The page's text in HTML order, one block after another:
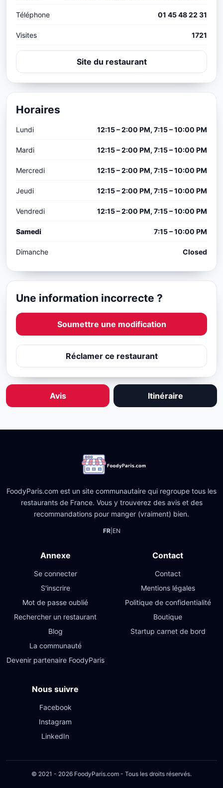
Téléphone 01 45 48 22 31
Visites 1721
Site du restaurant
Horaires
Lundi 12:15 – 2:00 PM, 7:15 – 10:00 PM
Mardi 12:15 – 2:00 PM, 7:15 – 10:00 PM
Mercredi 12:15 – 2:00 PM, 7:15 – 10:00 PM
Jeudi 12:15 – 2:00 PM, 7:15 – 10:00 PM
Vendredi 12:15 – 2:00 PM, 7:15 – 10:00 PM
Samedi 7:15 – 10:00 PM
Dimanche Closed
Une information incorrecte ?
Soumettre une modification
Réclamer ce restaurant
Avis Itinéraire
FoodyParis.com est un site communautaire qui regroupe tous les
restaurants de France. Vous y trouverez des avis et des
recommandations pour manger (vraiment) bien.
FR| EN
Annexe
Se connecter
S'inscrire
Mot de passe oublié
Rechercher un restaurant
Blog
La communauté
Devenir partenaire FoodyParis
Contact
Contact
Mentions légales
Politique de confidentialité
Boutique
Startup carnet de bord
Nous suivre
Facebook
Instagram
LinkedIn
© 2021 - 2026 FoodyParis.com - Tous les droits réservés.